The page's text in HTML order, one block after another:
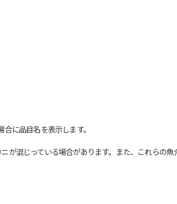
に品目名を表示します。
混じっている場合があります。また、これらの魚